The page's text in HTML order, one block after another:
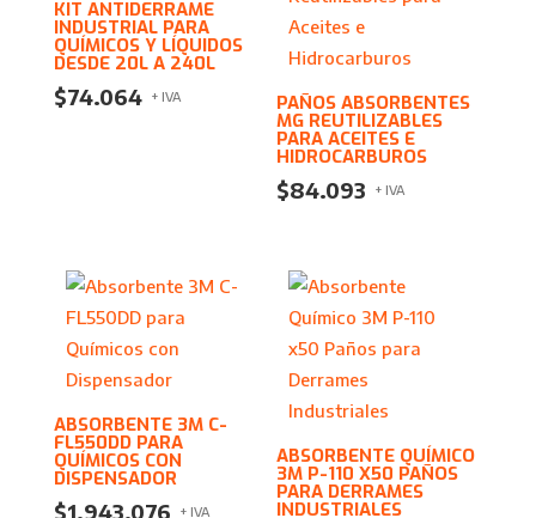
KIT ANTIDERRAME
INDUSTRIAL PARA
QUÍMICOS Y LÍQUIDOS
DESDE 20L A 240L
$74.064 + IVA PAÑOS ABSORBENTES
MG REUTILIZABLES
PARA ACEITES E
HIDROCARBUROS
$84.093 + IVA
ABSORBENTE 3M C-
FL550DD PARA
QUÍMICOS CON
DISPENSADOR
$1.943.076 + IVA
ABSORBENTE QUÍMICO
3M P-110 X50 PAÑOS
PARA DERRAMES
INDUSTRIALES